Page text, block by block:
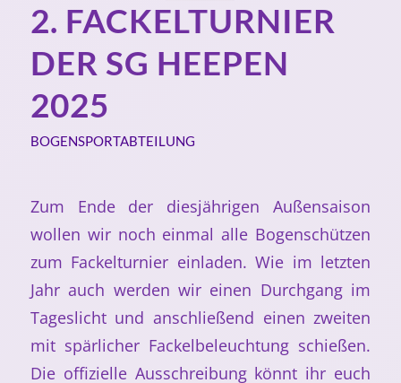
2. FACKELTURNIER
DER SG HEEPEN
2025
BOGENSPORTABTEILUNG
Zum Ende der diesjährigen Außensaison
wollen wir noch einmal alle Bogenschützen
zum Fackelturnier einladen. Wie im letzten
Jahr auch werden wir einen Durchgang im
Tageslicht und anschließend einen zweiten
mit spärlicher Fackelbeleuchtung schießen.
Die offizielle Ausschreibung könnt ihr euch